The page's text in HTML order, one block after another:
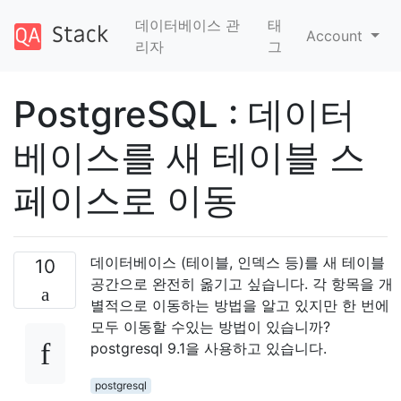
데이터베이스 관
리자
태
그
Account
PostgreSQL : 데이터
베이스를 새 테이블 스
페이스로 이동
10
데이터베이스 (테이블, 인덱스 등)를 새 테이블
공간으로 완전히 옮기고 싶습니다. 각 항목을 개
별적으로 이동하는 방법을 알고 있지만 한 번에
모두 이동할 수있는 방법이 있습니까?
postgresql 9.1을 사용하고 있습니다.
postgresql